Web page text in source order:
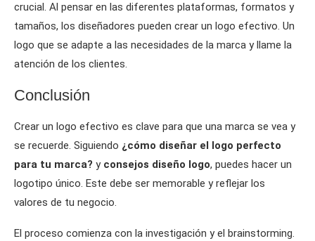
crucial. Al pensar en las diferentes plataformas, formatos y
tamaños, los diseñadores pueden crear un logo efectivo. Un
logo que se adapte a las necesidades de la marca y llame la
atención de los clientes.
Conclusión
Crear un logo efectivo es clave para que una marca se vea y
se recuerde. Siguiendo ¿cómo diseñar el logo perfecto
para tu marca? y consejos diseño logo, puedes hacer un
logotipo único. Este debe ser memorable y reflejar los
valores de tu negocio.
El proceso comienza con la investigación y el brainstorming.